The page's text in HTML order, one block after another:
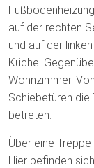
auf der rechten
und auf der
Küche.
Wohnzimmer.
Schiebetüren
betreten.
Über eine
Hier befinden